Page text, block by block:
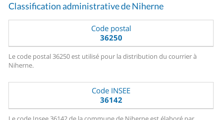
Classification administrative de Niherne
Code postal
36250
Le code postal 36250 est utilisé pour la distribution du courrier à
Niherne.
Code INSEE
36142